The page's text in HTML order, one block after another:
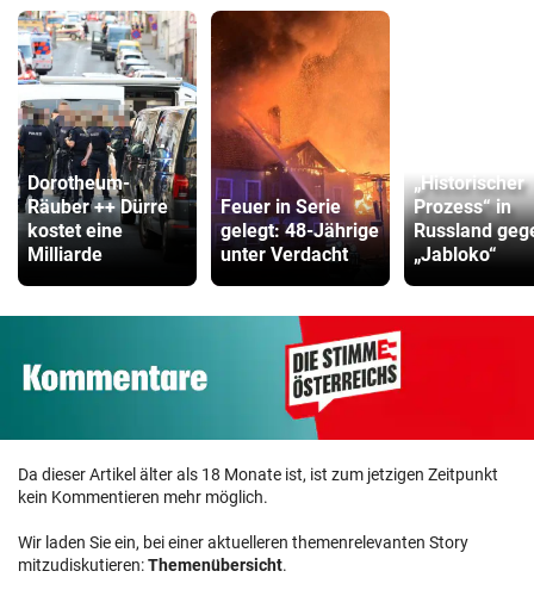
Dorotheum-
Räuber ++ Dürre
kostet eine
Milliarde
Feuer in Serie
gelegt: 48-Jährige
unter Verdacht
„Historischer
Prozess“ in
Russland
„Jabloko“
Da dieser Artikel älter als 18 Monate ist, ist zum jetzigen Zeitpunkt
kein Kommentieren mehr möglich.
Wir laden Sie ein, bei einer aktuelleren themenrelevanten Story
mitzudiskutieren:Themenübersicht.